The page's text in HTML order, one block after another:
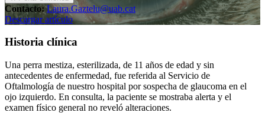
Contacto: Laura.Gaztelu@uab.cat
Descargar artículo
Historia clínica
Una perra mestiza, esterilizada, de 11 años de edad y sin
antecedentes de enfermedad, fue referida al Servicio de
Oftalmología de nuestro hospital por sospecha de glaucoma en el
ojo izquierdo. En consulta, la paciente se mostraba alerta y el
examen físico general no reveló alteraciones.